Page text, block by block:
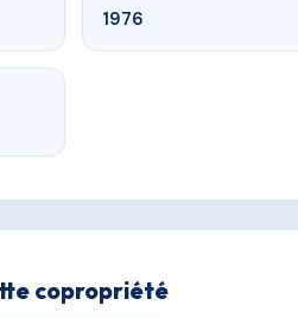
1976
copropriété